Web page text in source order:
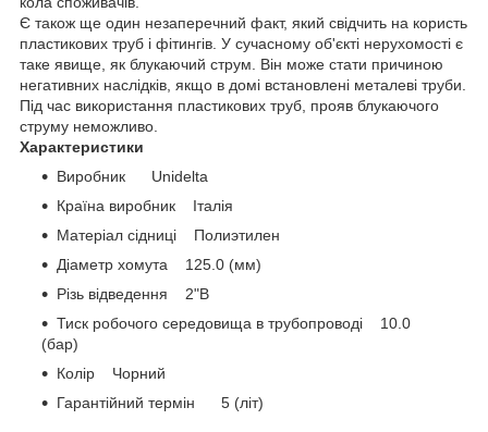
Є також ще один незаперечний факт, який свідчить на користь
пластикових труб і фітингів. У сучасному об'єкті нерухомості є
таке явище, як блукаючий струм. Він може стати причиною
негативних наслідків, якщо в домі встановлені металеві труби.
Під час використання пластикових труб, прояв блукаючого
струму неможливо.
Характеристики
Виробник Unidelta
Країна виробник Італія
Матеріал сідниці Полиэтилен
Діаметр хомута 125.0 (мм)
Різь відведення 2"В
Тиск робочого середовища в трубопроводі 10.0
(бар)
Колір Чорний
Гарантійний термін 5 (літ)